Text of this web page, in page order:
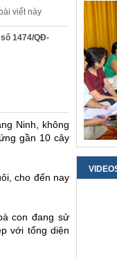
viết này
1474/QĐ-
Ninh, không
gần 10 cây
cho đến nay
con đang sử
với tổng diện